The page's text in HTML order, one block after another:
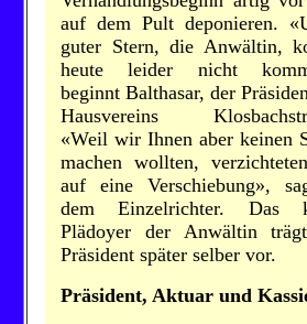
auf dem Pult deponieren.
guter Stern, die Anwältin,
heute leider nicht
beginnt Balthasar, der
Hausvereins
«Weil wir Ihnen aber keinen
machen wollten,
auf eine Verschiebung»,
dem Einzelrichter. Das
Plädoyer der Anwältin
Präsident später selber vor.
Präsident, Aktuar und